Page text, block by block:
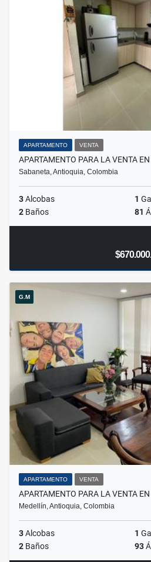
APARTAMENTO VENTA
APARTAMENTO PARA LA VENTA
Sabaneta, Antioquia, Colombia
3Alcobas 1
2 Baños 81
G.M
APARTAMENTO VENTA
APARTAMENTO PARA LA VENTA
Medellín, Antioquia, Colombia
3Alcobas 1
2 Baños 93